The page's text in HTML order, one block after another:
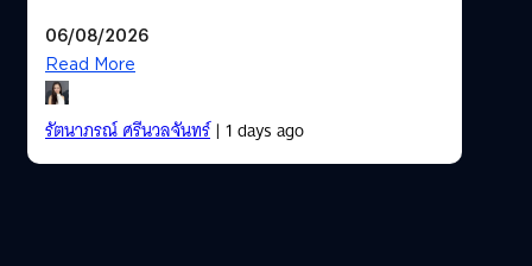
06/08/2026
Read More
รัตนาภรณ์ ศรีนวลจันทร์| 1 days ago